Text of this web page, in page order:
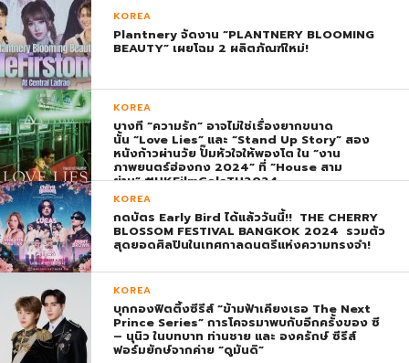
KOREA
Plantnery จัดงาน “PLANTNERY BLOOMING
BEAUTY” เผยโฉม 2 ผลิตภัณฑ์ใหม่!
KOREA
บางที “ความรัก” อาจไม่ใช่เรื่องยากขนาด
นั้น “Love Lies” และ “Stand Up Story” สอง
หนังก้าวผ่านวัย ปั๊มหัวใจให้พองโต ใน “งาน
ภาพยนตร์ฮ่องกง 2024” ที่ “House สาม
ย่าน” #HKFilmGalaTH2024
KOREA
กดบัตร Early Bird ได้แล้ววันนี้!! THE CHERRY
BLOSSOM FESTIVAL BANGKOK 2024 รวมตัว
สุดยอดศิลปินในเทศกาลดนตรีแห่งความทรงจำ!
KOREA
บุกกองฟิตติ้งซีรีส์ “ข้ามฟ้าเคียงเธอ The Next
Prince Series” การโคจรมาพบกับอีกครั้งของ ซี
– นุนิว ในบทบาท ท่านชาย และ องครักษ์ ซีรีส์
ฟอร์มยักษ์จากค่าย “ดูมันดิ”